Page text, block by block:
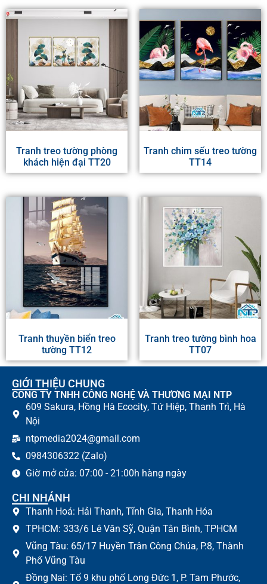
Tranh treo tường phòng
khách hiện đại TT20
Tranh chim sếu treo tường
TT14
Tranh thuyền biển treo
tường TT12
Tranh treo tường bình hoa
TT07
GIỚI THIỆU CHUNG
CÔNG TY TNHH CÔNG NGHỆ VÀ THƯƠNG MẠI NTP
609 Sakura, Hồng Hà Ecocity, Tứ Hiệp, Thanh Trì, Hà
Nội
ntpmedia2024@gmail.com
0984306322 (Zalo)
Giờ mở cửa: 07:00 - 21:00h hàng ngày
CHI NHÁNH
Thanh Hoá: Hải Thanh, Tĩnh Gia, Thanh Hóa
TPHCM: 333/6 Lê Văn Sỹ, Quận Tân Bình, TPHCM
Vũng Tàu: 65/17 Huyền Trân Công Chúa, P.8, Thành
Phố Vũng Tàu
Đồng Nai: Tổ 9 khu phố Long Đức 1, P. Tam Phước,